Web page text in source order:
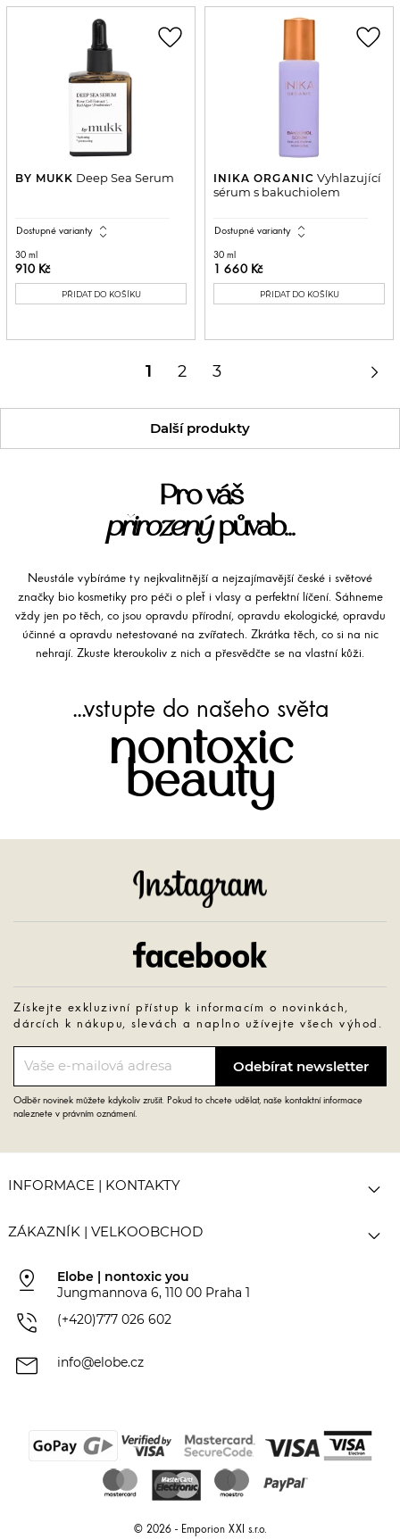
BY MUKK Deep Sea Serum
Dostupné varianty expand_all
30 ml
910 Kč
PŘIDAT DO KOŠÍKU
favorite_border
INIKA ORGANIC Vyhlazující
sérum s bakuchiolem
Dostupné varianty expand_all
30 ml
1 660 Kč
PŘIDAT DO KOŠÍKU
favorite_border
1 2 3 
Další produkty
Pro váš
přirozenýpůvab...
Neustále vybíráme ty nejkvalitnější a nejzajímavější české i světové
značky bio kosmetiky pro péči o pleť i vlasy a perfektní líčení. Sáhneme
vždy jen po těch, co jsou opravdu přírodní, opravdu ekologické, opravdu
účinné a opravdu netestované na zvířatech. Zkrátka těch, co si na nic
nehrají. Zkuste kteroukoliv z nich a přesvědčte se na vlastní kůži.
...vstupte do našeho světa
nontoxic
beauty
Získejte exkluzivní přístup k informacím o novinkách,
dárcích k nákupu, slevách a naplno užívejte všech výhod.
Odběr novinek můžete kdykoliv zrušit. Pokud to chcete udělat, naše kontaktní informace
naleznete v právním oznámení.
INFORMACE | KONTAKTY 
ZÁKAZNÍK | VELKOOBCHOD 
pin_drop
Elobe | nontoxic you
Jungmannova 6, 110 00 Praha 1
phone_in_talk (+420)777 026 602
mail info@elobe.cz
© 2026 - Emporion XXI s.r.o.